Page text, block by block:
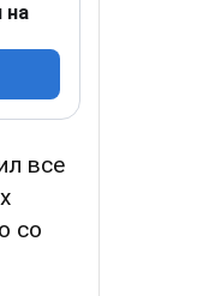
на
все
со